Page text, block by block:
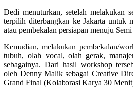
Dedi menuturkan, setelah melakukan
terpilih diterbangkan ke Jakarta untuk
atau pembekalan persiapan menuju
Kemudian, melakukan pembekalan/
tubuh, olah vocal, olah gerak,
sebagainya. Dari hasil workshop
oleh Denny Malik sebagai Creative
Grand Final (Kolaborasi Karya 30